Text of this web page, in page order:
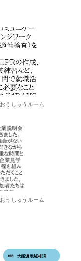
おうしゅうルーム
おうしゅうルーム